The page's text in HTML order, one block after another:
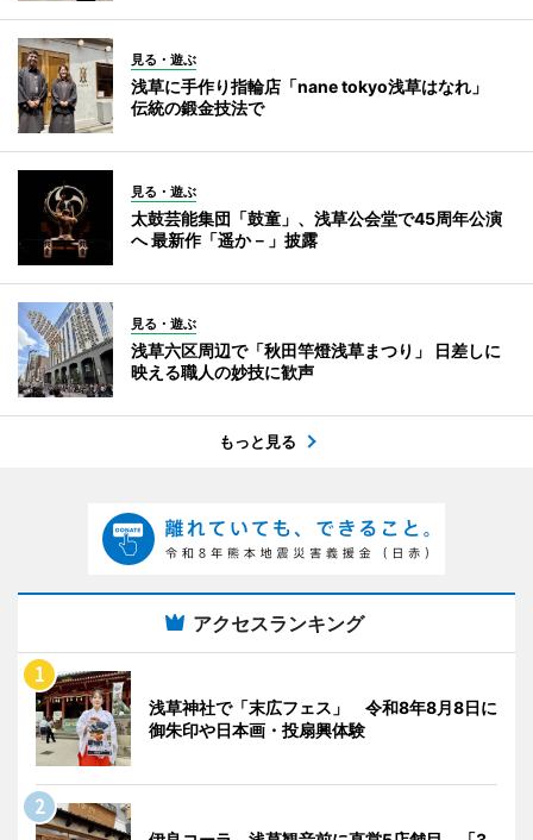
見る・遊ぶ
浅草に手作り指輪店「nane tokyo浅草はなれ」
伝統の鍛金技法で
見る・遊ぶ
太鼓芸能集団「鼓童」、浅草公会堂で45周年公演
へ 最新作「遥か－」披露
見る・遊ぶ
浅草六区周辺で「秋田竿燈浅草まつり」 日差しに
映える職人の妙技に歓声
もっと見る
アクセスランキング
浅草神社で「末広フェス」 令和8年8月8日に
御朱印や日本画・投扇興体験